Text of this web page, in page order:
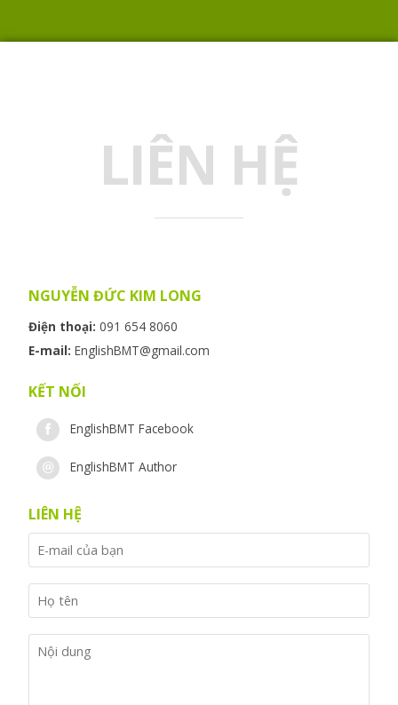
LIÊN HỆ
NGUYỄN ĐỨC KIM LONG
Điện thoại: 091 654 8060
E-mail: EnglishBMT@gmail.com
KẾT NỐI
EnglishBMT Facebook
EnglishBMT Author
LIÊN HỆ